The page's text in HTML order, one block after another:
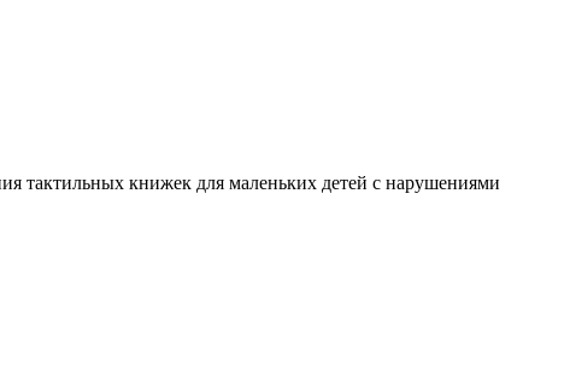
тактильных книжек для маленьких детей с нарушениями